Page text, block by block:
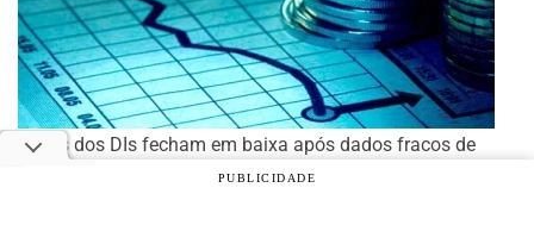
Taxas dos DIs fecham em baixa após dados fracos de
emprego nos EUA
PUBLICIDADE